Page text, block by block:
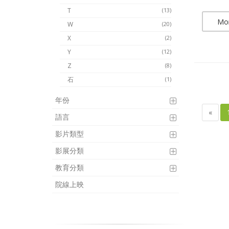
(13)
T
(20)
W
(2)
X
(12)
Y
(8)
Z
(1)
石
年份
語言
影片類型
影展分類
教育分類
院線上映
« 1